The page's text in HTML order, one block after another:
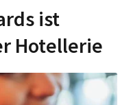
ist
Hotellerie